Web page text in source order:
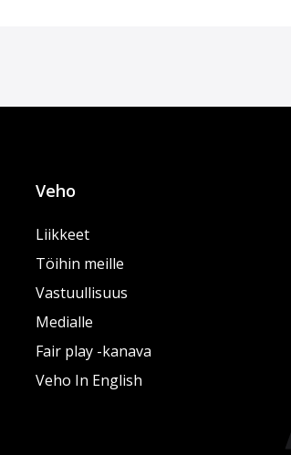
Veho
Liikkeet
Töihin meille
Vastuullisuus
Medialle
Fair play -kanava
Veho In English